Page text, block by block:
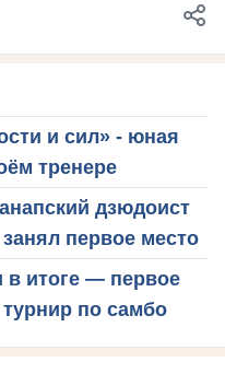
и сил» - юная
тренере
дзюдоист
первое место
в итоге — первое
по самбо